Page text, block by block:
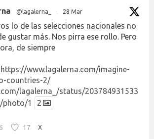
@lagalerna_ · 28 Mar
lo de las selecciones nacionales no
gustar más. Nos pirra ese rollo. Pero
de siempre
https://www.lagalerna.com/imagine-
countries-2/
lagalerna_/status/203784931533
photo/1
2
6 17 X